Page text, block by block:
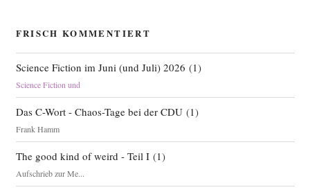
FRISCH KOMMENTIERT
Science Fiction im Juni (und Juli) 2026 (1)
Science Fiction und
Das C-Wort - Chaos-Tage bei der CDU(1)
Frank Hamm
The good kind of weird - Teil I(1)
Aufschrieb zur Me...